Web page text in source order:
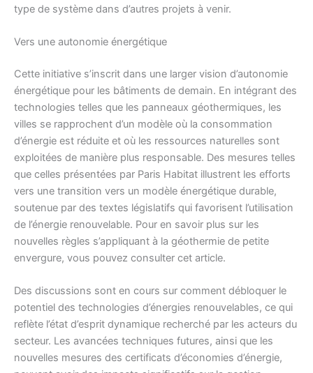
type de système dans d’autres projets à venir.
Vers une autonomie énergétique
Cette initiative s’inscrit dans une larger vision d’autonomie
énergétique pour les bâtiments de demain. En intégrant des
technologies telles que les panneaux géothermiques, les
villes se rapprochent d’un modèle où la consommation
d’énergie est réduite et où les ressources naturelles sont
exploitées de manière plus responsable. Des mesures telles
que celles présentées par Paris Habitat illustrent les efforts
vers une transition vers un modèle énergétique durable,
soutenue par des textes législatifs qui favorisent l’utilisation
de l’énergie renouvelable. Pour en savoir plus sur les
nouvelles règles s’appliquant à la géothermie de petite
envergure, vous pouvez consulter cet article.
Des discussions sont en cours sur comment débloquer le
potentiel des technologies d’énergies renouvelables, ce qui
reflète l’état d’esprit dynamique recherché par les acteurs du
secteur. Les avancées techniques futures, ainsi que les
nouvelles mesures des certificats d’économies d’énergie,